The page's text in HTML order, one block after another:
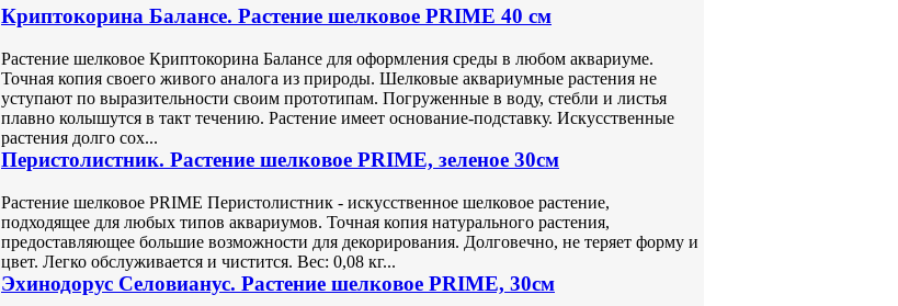
Криптокорина Балансе. Растение шелковое PRIME 40 см
Растение шелковое Криптокорина Балансе для оформления среды в любом аквариуме.
Точная копия своего живого аналога из природы. Шелковые аквариумные растения не
уступают по выразительности своим прототипам. Погруженные в воду, стебли и листья
плавно колышутся в такт течению. Растение имеет основание-подставку. Искусственные
растения долго сох...
Перистолистник. Растение шелковое PRIME, зеленое 30см
Растение шелковое PRIME Перистолистник - искусственное шелковое растение,
подходящее для любых типов аквариумов. Точная копия натурального растения,
предоставляющее большие возможности для декорирования. Долговечно, не теряет форму и
цвет. Легко обслуживается и чистится. Вес: 0,08 кг...
Эхинодорус Селовианус. Растение шелковое PRIME, 30см